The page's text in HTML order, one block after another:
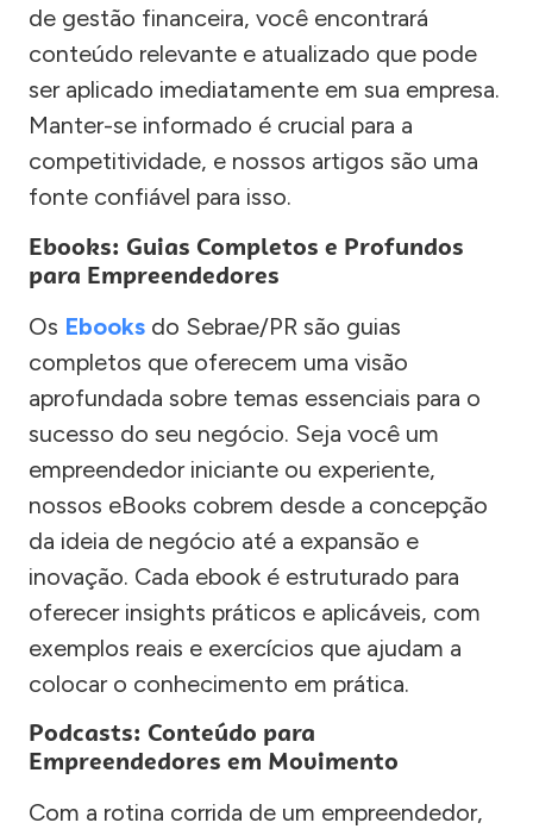
de gestão financeira, você encontrará
conteúdo relevante e atualizado que pode
ser aplicado imediatamente em sua empresa.
Manter-se informado é crucial para a
competitividade, e nossos artigos são uma
fonte confiável para isso.
Ebooks: Guias Completos e Profundos
para Empreendedores
Os Ebooks do Sebrae/PR são guias
completos que oferecem uma visão
aprofundada sobre temas essenciais para o
sucesso do seu negócio. Seja você um
empreendedor iniciante ou experiente,
nossos eBooks cobrem desde a concepção
da ideia de negócio até a expansão e
inovação. Cada ebook é estruturado para
oferecer insights práticos e aplicáveis, com
exemplos reais e exercícios que ajudam a
colocar o conhecimento em prática.
Podcasts: Conteúdo para
Empreendedores em Movimento
Com a rotina corrida de um empreendedor,